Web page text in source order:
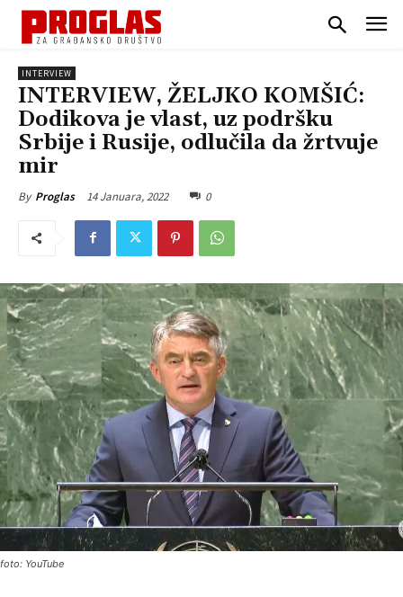
INTERVIEW
INTERVIEW, ŽELJKO KOMŠIĆ:
Dodikova je vlast, uz podršku
Srbije i Rusije, odlučila da žrtvuje
mir
By Proglas 14 Januara, 2022 0
foto: YouTube